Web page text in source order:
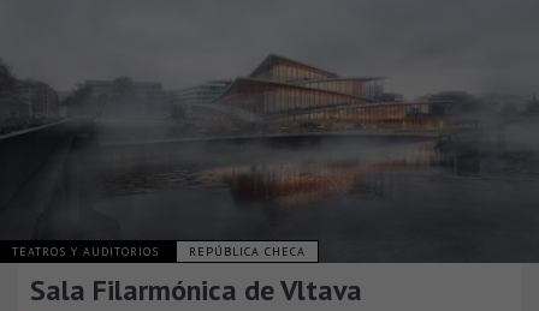
TEATROS Y AUDITORIOS REPÚBLICA CHECA
Sala Filarmónica de Vltava